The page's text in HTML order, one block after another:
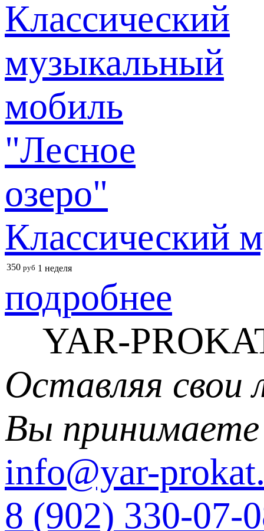
Классический
350 руб 1 неделя
подробнее
YAR-
Оставляя свои
Вы
info@yar-
8 (902) 330-07-